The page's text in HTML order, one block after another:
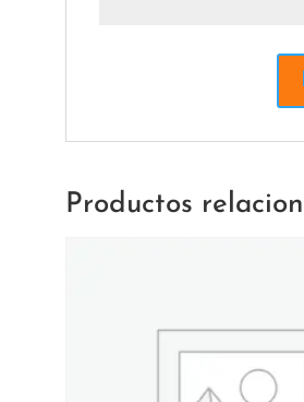
Productos